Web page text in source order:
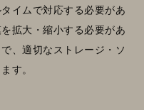
イムで対応する必要があ
拡大・縮小する必要があ
、適切なストレージ・ソ
す。